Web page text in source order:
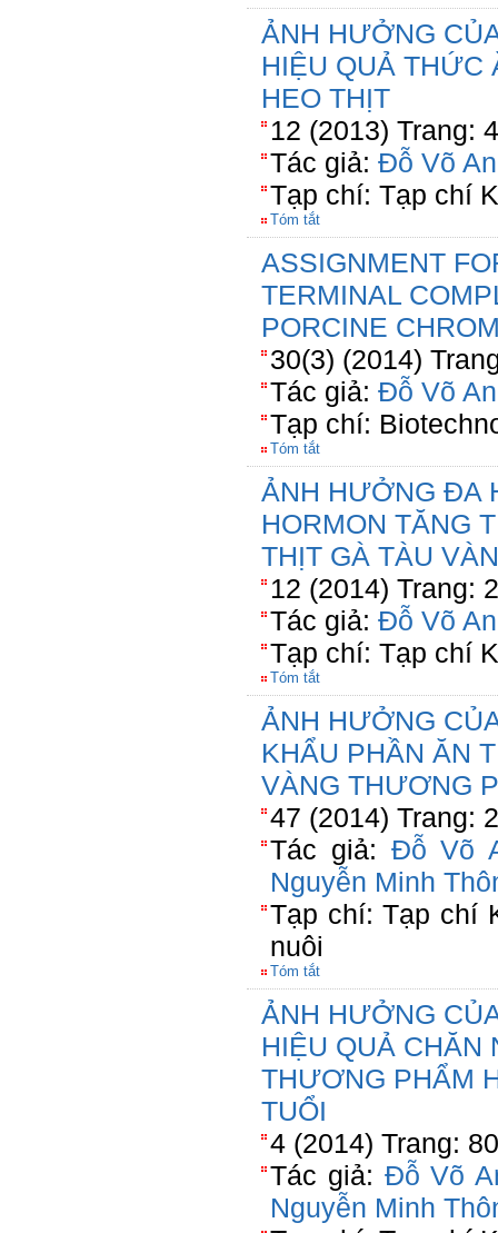
ẢNH HƯỞNG
HIỆU QUẢ THỨC
HEO THỊT
12 (2013) Trang:
Tác giả: Đỗ Võ
Tạp chí: Tạp chí
Tóm tắt
ASSIGNMENT
TERMINAL
PORCINE
30(3) (2014)
Tác giả: Đỗ Võ
Tạp chí:
Tóm tắt
ẢNH HƯỞNG ĐA
HORMON TĂNG
THỊT GÀ TÀU
12 (2014) Trang:
Tác giả: Đỗ Võ
Tạp chí: Tạp chí
Tóm tắt
ẢNH HƯỞNG
KHẨU PHẦN ĂN
VÀNG THƯƠNG
47 (2014) Trang:
Tác giả: Đỗ Võ
Nguyễn Minh
Tạp chí: Tạp chí
nuôi
Tóm tắt
ẢNH HƯỞNG
HIỆU QUẢ CHĂN
THƯƠNG PHẨM
TUỔI
4 (2014) Trang:
Tác giả: Đỗ Võ
Nguyễn Minh